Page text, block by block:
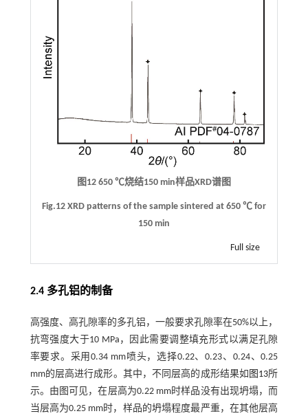
图12 650 ℃烧结150 min样品XRD谱图
Fig.12 XRD patterns of the sample sintered at 650 ℃ for
150 min
Full size
2.4 多孔铝的制备
高强度、高孔隙率的多孔铝，一般要求孔隙率在50%以上，
抗弯强度大于10 MPa，因此需要调整填充形式以满足孔隙
率要求。采用0.34 mm喷头，选择0.22、0.23、0.24、0.25
mm的层高进行成形。其中，不同层高的成形结果如 图13所
示。由图可见，在层高为0.22 mm时样品没有出现坍塌，而
当层高为0.25 mm时，样品的坍塌程度最严重，在其他层高